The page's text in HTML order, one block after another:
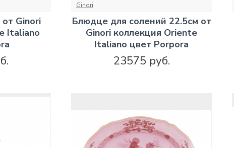
Ginori
Italiano
Ginori
Блюдце для солений 22.5см от
Ginori коллекция Oriente
Italiano цвет Porpora
23575 руб.